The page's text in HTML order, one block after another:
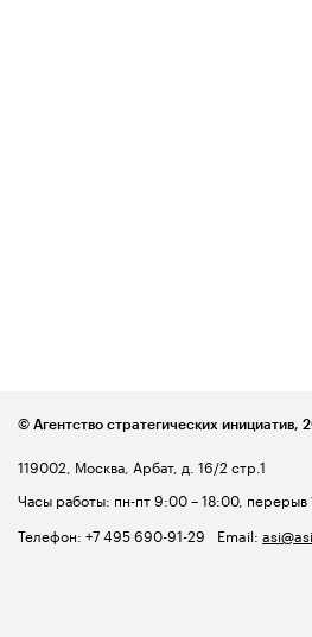
119002, Москва, Арбат, д. 16/2 стр.1
Часы работы: пн-пт 9:00 – 18:00, перерыв
Телефон: +7 495 690-91-29 Email:
© Агентство стратегических инициатив,